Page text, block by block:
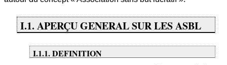
I.1. APERÇU GENERAL SUR LES ASBL
I.1.1. DEFINITION